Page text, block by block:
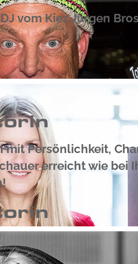
vom Kiez Jürgen
Persönlichkeit,
erreicht wie bei